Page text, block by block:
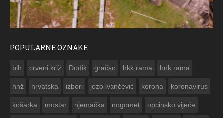
POPULARNE OZNAKE
bih crveni križ Dodik gračac hkk rama hnk rama
hnž hrvatska izbori jozo ivančević korona koronavirus
košarka mostar njemačka nogomet opcinsko vijeće